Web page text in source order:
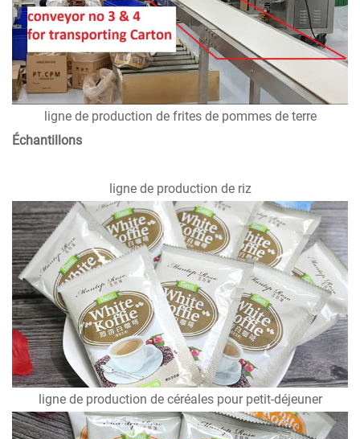
ligne de production de frites de pommes de terre
Échantillons
ligne de production de riz
ligne de production de céréales pour petit-déjeuner